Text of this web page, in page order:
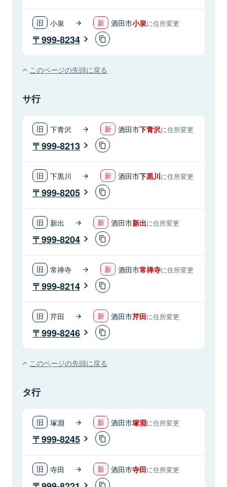
小泉 酒田市小泉に住所変更
999-8234
このページの先頭に戻る
サ行
下青沢 酒田市下青沢に住所変更
999-8213
下黒川 酒田市下黒川に住所変更
999-8205
新出 酒田市新出に住所変更
999-8204
常禅寺 酒田市常禅寺に住所変更
999-8214
芹田 酒田市芹田に住所変更
999-8246
このページの先頭に戻る
タ行
塚淵 酒田市塚淵に住所変更
999-8245
寺田 酒田市寺田に住所変更